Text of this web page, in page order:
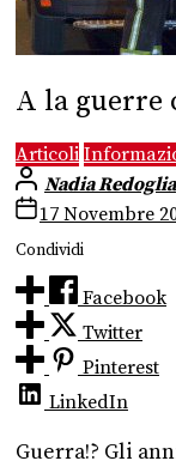
A la guerre
Articoli
Nadia Redoglia
17 Novembre
Condividi
Facebook
Twitter
Pinterest
LinkedIn
Guerra!? Gli